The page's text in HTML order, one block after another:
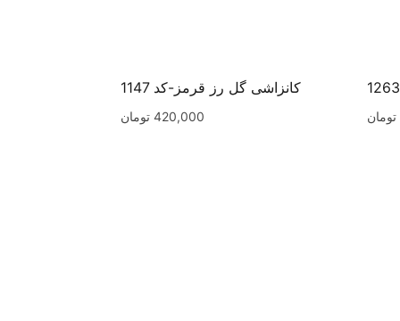
تومان
کانزاشی گل رز قرمز-کد 1147
420,000 تومان